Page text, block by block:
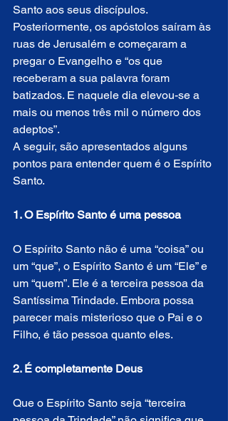
Santo aos seus discípulos.
Posteriormente, os apóstolos saíram às
ruas de Jerusalém e começaram a
pregar o Evangelho e “os que
receberam a sua palavra foram
batizados. E naquele dia elevou-se a
mais ou menos três mil o número dos
adeptos”.
A seguir, são apresentados alguns
pontos para entender quem é o Espírito
Santo.
1. O Espírito Santo é uma pessoa
O Espírito Santo não é uma “coisa” ou
um “que”, o Espírito Santo é um “Ele” e
um “quem”. Ele é a terceira pessoa da
Santíssima Trindade. Embora possa
parecer mais misterioso que o Pai e o
Filho, é tão pessoa quanto eles.
2. É completamente Deus
Que o Espírito Santo seja “terceira